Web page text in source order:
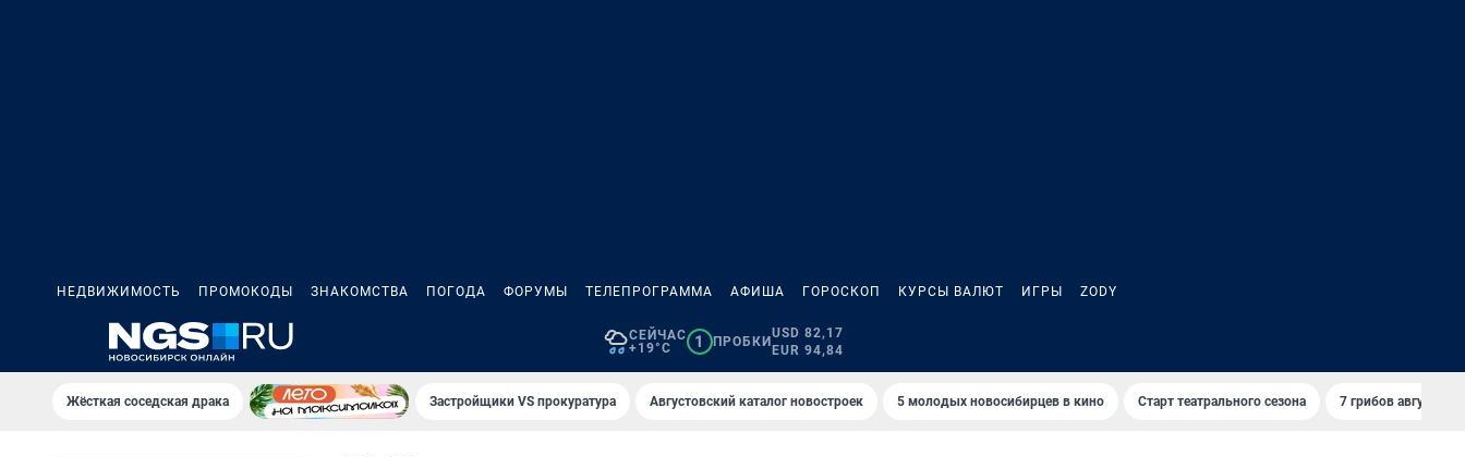
НЕДВИЖИМОСТЬ ПРОМОКОДЫ ЗНАКОМСТВА ПОГОДА ФОРУМЫ ТЕЛЕПРОГРАММА АФИША ГОРОСКОП КУРСЫ ВАЛЮТ ИГРЫ ZODY
СЕЙЧАС
+19°C
1 ПРОБКИ
USD 82,17
EUR 94,84
Жёсткая соседская драка Застройщики VS прокуратура Августовский каталог новостроек 5 молодых новосибирцев в кино Старт театрального сезона 7 грибов августа